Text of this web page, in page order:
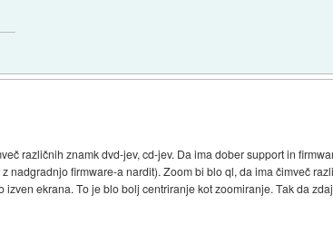
različnih znamk dvd-jev, cd-jev. Da ima dober support in
firmware-a nardit). Zoom bi blo ql, da ima čimveč
ekrana. To je blo bolj centriranje kot zoomiranje. Tak da